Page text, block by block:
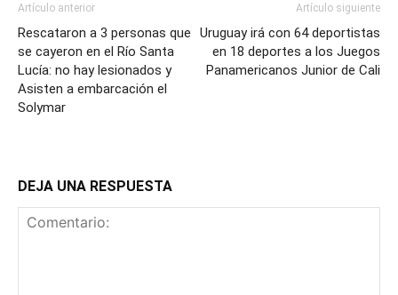
Artículo anterior
Rescataron a 3 personas que
se cayeron en el Río Santa
Lucía: no hay lesionados y
Asisten a embarcación el
Solymar
Artículo siguiente
Uruguay irá con 64 deportistas
en 18 deportes a los Juegos
Panamericanos Junior de Cali
DEJA UNA RESPUESTA